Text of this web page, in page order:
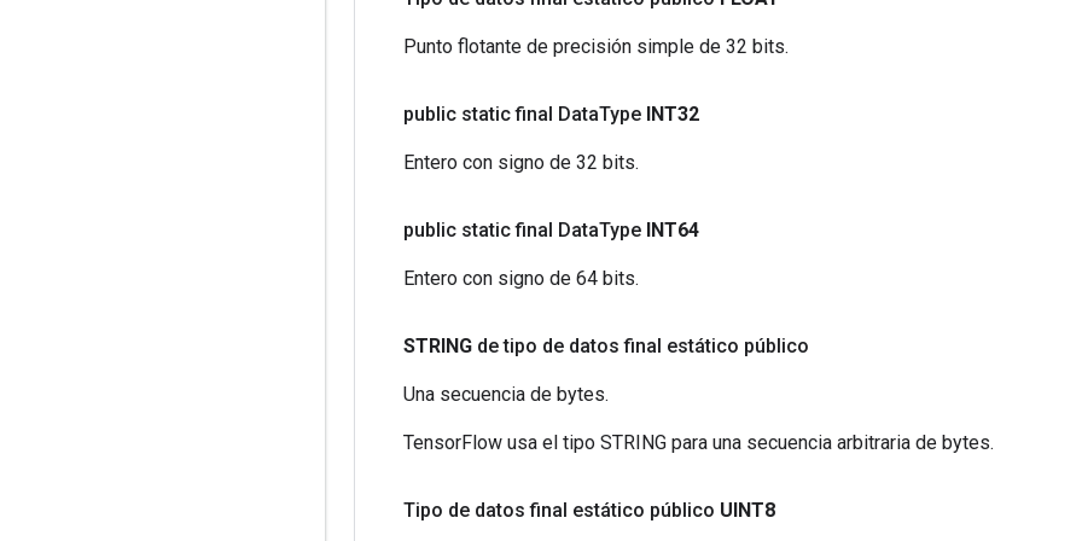
Punto flotante de precisión simple de 32 bits.
public static final DataType INT32
Entero con signo de 32 bits.
public static final DataType INT64
Entero con signo de 64 bits.
STRING de tipo de datos final estático público
Una secuencia de bytes.
TensorFlow usa el tipo STRING para una secuencia arbitraria de bytes.
Tipo de datos final estático público UINT8